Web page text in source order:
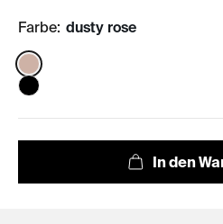
Farbe: dusty rose
Color: